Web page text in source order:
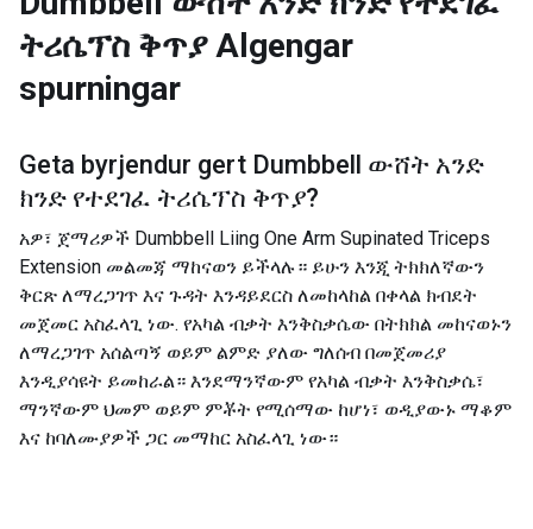
ትሪሴፕስ ቅጥያ Algengar
spurningar
Geta byrjendur gert Dumbbell ውሸት አንድ
ክንድ የተደገፈ ትሪሴፕስ ቅጥያ?
አዎ፣ ጀማሪዎች Dumbbell Liing One Arm Supinated Triceps
Extension መልመጃ ማከናወን ይችላሉ። ይሁን እንጂ ትክክለኛውን
ቅርጽ ለማረጋገጥ እና ጉዳት እንዳይደርስ ለመከላከል በቀላል ክብደት
መጀመር አስፈላጊ ነው. የአካል ብቃት እንቅስቃሴው በትክክል መከናወኑን
ለማረጋገጥ አሰልጣኝ ወይም ልምድ ያለው ግለሰብ በመጀመሪያ
እንዲያሳዩት ይመከራል። እንደማንኛውም የአካል ብቃት እንቅስቃሴ፣
ማንኛውም ህመም ወይም ምቾት የሚሰማው ከሆነ፣ ወዲያውኑ ማቆም
እና ከባለሙያዎች ጋር መማከር አስፈላጊ ነው።